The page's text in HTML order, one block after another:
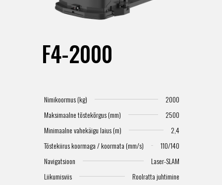
F4-2000
Nimikoormus (kg)
2000
Maksimaalne tõstekõrgus (mm)
2500
Minimaalne vahekäigu laius (m)
2,4
Tõstekiirus koormaga / koormata (mm/s)
110/140
Navigatsioon
Laser-SLAM
Liikumisviis
Roolratta juhtimine